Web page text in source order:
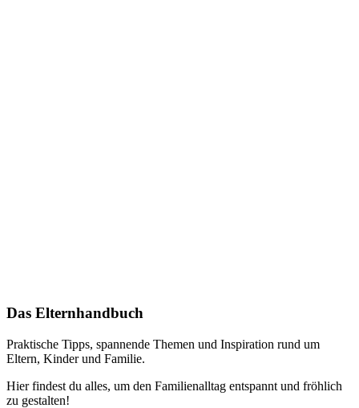
Das Elternhandbuch
Praktische Tipps, spannende Themen und Inspiration rund um
Eltern, Kinder und Familie.
Hier findest du alles, um den Familienalltag entspannt und fröhlich
zu gestalten!